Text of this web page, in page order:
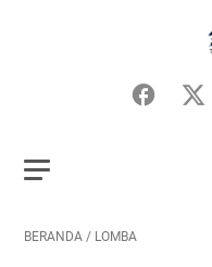
BERANDA / LOMBA